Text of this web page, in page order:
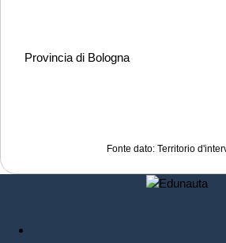
Provincia di Bologna
Fonte dato: Territorio